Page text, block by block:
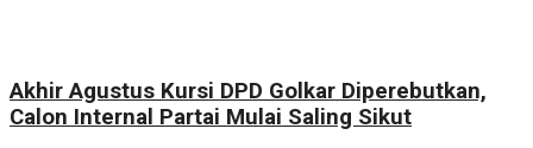
Akhir Agustus Kursi DPD Golkar Diperebutkan,
Calon Internal Partai Mulai Saling Sikut